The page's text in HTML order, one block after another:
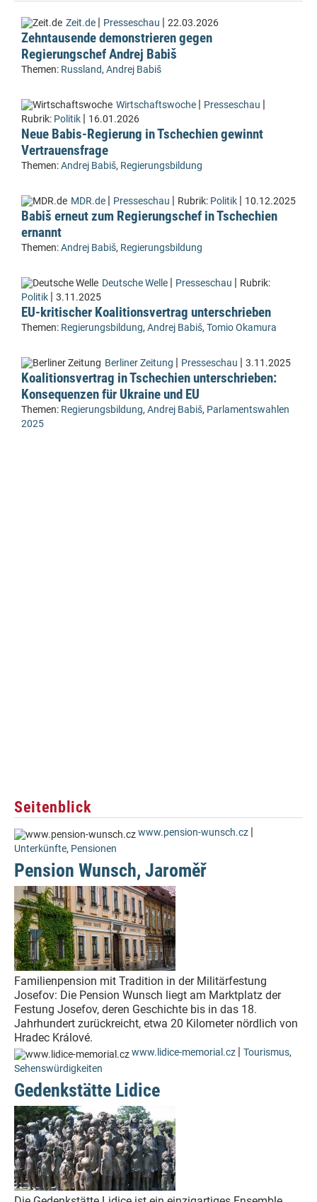
Zeit.de | Presseschau | 22.03.2026
Zehntausende demonstrieren gegen
Regierungschef Andrej Babiš
Themen: Russland, Andrej Babiš
Wirtschaftswoche | Presseschau |
Rubrik: Politik | 16.01.2026
Neue Babis-Regierung in Tschechien gewinnt
Vertrauensfrage
Themen:Andrej Babiš, Regierungsbildung
MDR.de | Presseschau | Rubrik: Politik | 10.12.2025
Babiš erneut zum Regierungschef in Tschechien
ernannt
Themen:Andrej Babiš, Regierungsbildung
Deutsche Welle | Presseschau | Rubrik:
Politik | 3.11.2025
EU-kritischer Koalitionsvertrag unterschrieben
Themen: Regierungsbildung, Andrej Babiš, Tomio Okamura
Berliner Zeitung | Presseschau | 3.11.2025
Koalitionsvertrag in Tschechien unterschrieben:
Konsequenzen für Ukraine und EU
Themen: Regierungsbildung, Andrej Babiš, Parlamentswahlen
2025
Seitenblick
www.pension-wunsch.cz |
Unterkünfte, Pensionen
Pension Wunsch, Jaroměř
Familienpension mit Tradition in der Militärfestung
Josefov: Die Pension Wunsch liegt am Marktplatz der
Festung Josefov, deren Geschichte bis in das 18.
Jahrhundert zurückreicht, etwa 20 Kilometer nördlich von
Hradec Králové.
www.lidice-memorial.cz | Tourismus,
Sehenswürdigkeiten
Gedenkstätte Lidice